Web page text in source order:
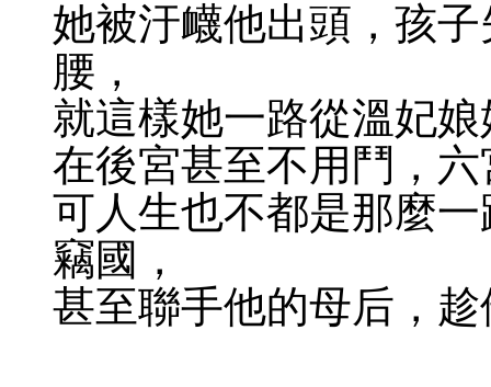
她被汙衊他出頭，孩
腰，
就這樣她一路從溫妃
在後宮甚至不用鬥，
可人生也不都是那麼
竊國，
甚至聯手他的母后，